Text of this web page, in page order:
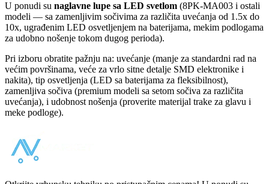
U ponudi su naglavne lupe sa LED svetlom (8PK-MA003 i ostali
modeli — sa zamenljivim sočivima za različita uvećanja od 1.5x do
10x, ugrađenim LED osvetljenjem na baterijama, mekim podlogama
za udobno nošenje tokom dugog perioda).
Pri izboru obratite pažnju na: uvećanje (manje za standardni rad na
većim površinama, veće za vrlo sitne detalje SMD elektronike i
nakita), tip osvetljenja (LED sa baterijama za fleksibilnost),
zamenljiva sočiva (premium modeli sa setom sočiva za različita
uvećanja), i udobnost nošenja (proverite materijal trake za glavu i
meke podloge).